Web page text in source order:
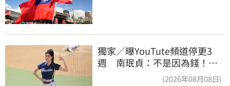
獨家／曝YouTute頻道停更3
週 南珉貞：不是因為錢！粉
絲這句讓她不放棄(2026年08月08日)